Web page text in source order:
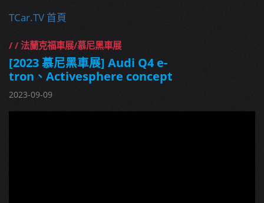
TCar.TV 首頁
/ / 法蘭克福車展/慕尼黑車展
[2023 慕尼黑車展] Audi Q4 e-
tron、Activesphere concept
2023-09-09